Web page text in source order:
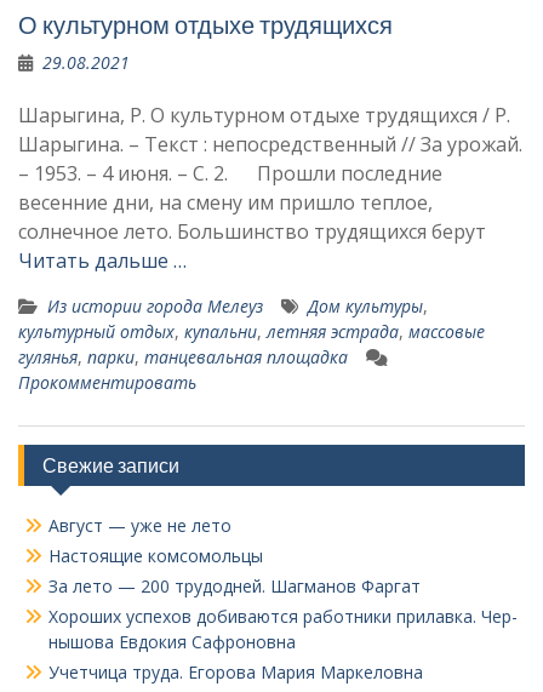
О культурном отдыхе трудящихся
29.08.2021
Шарыгина, Р. О культурном отдыхе трудящихся / Р.
Шарыгина. – Текст : непосредственный // За урожай.
– 1953. – 4 июня. – С. 2. Прошли последние
весенние дни, на смену им пришло теп­лое,
солнечное лето. Большинство трудящихся берут
Читать дальше …
Из истории города Мелеуз Дом культуры,
культурный отдых, купальни,летняя эстрада, мас­совые
гулянья, парки, танцевальная площадка
Прокомментировать
Свежие записи
Август — уже не лето
Настоящие комсомольцы
За лето — 200 трудодней. Шагманов Фаргат
Хороших успехов добиваются работники прилавка. Чер­
нышова Евдокия Сафроновна
Учетчица труда. Его­рова Мария Маркеловна